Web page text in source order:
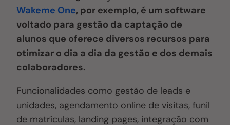
Wakeme One, por exemplo, é um software
voltado para gestão da captação de
alunos que oferece diversos recursos para
otimizar o dia a dia da gestão e dos demais
colaboradores.
Funcionalidades como gestão de leads e
unidades, agendamento online de visitas, funil
de matrículas, landing pages, integração com